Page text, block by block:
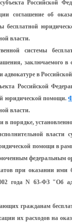
Российской
соглашение об
бесплатной
власти.
системы
заключаемого в
адвокатуре в
Российской
юридической помощи.
власти.
в порядке,
власти
помощи в
федеральным
при оказании
года N 63-ФЗ "Об
гражданам
их расходов на